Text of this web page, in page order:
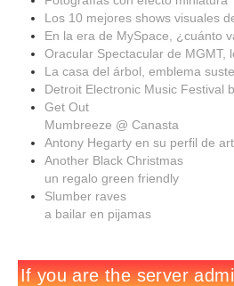
Los 10 mejores shows visuales
En la era de MySpace, ¿cuánto
Oracular Spectacular de MGMT,
La casa del árbol, emblema
Detroit Electronic Music Festival
Get Out
Mumbreeze @ Canasta
Antony Hegarty en su perfil de
Another Black Christmas
un regalo green friendly
Slumber raves
a bailar en pijamas